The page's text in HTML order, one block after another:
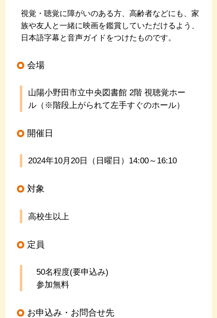
視覚・聴覚に障がいのある方、高齢者などにも、家
族や友人と一緒に映画を鑑賞していただけるよう、
日本語字幕と音声ガイドをつけたものです。
会場
山陽小野田市立中央図書館 2階 視聴覚ホー
ル（※階段上がられて左手すぐのホール）
開催日
2024年10月20 日（日曜日）14:00～16:10
対象
高校生以上
定員
50名程度(要申込み)
参加無料
お申込み・お問合せ先